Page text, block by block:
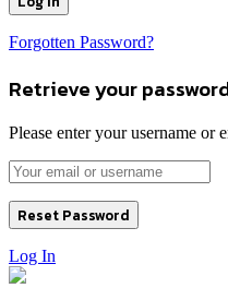
Forgotten Password?
Retrieve your
Please enter your username or
Log In